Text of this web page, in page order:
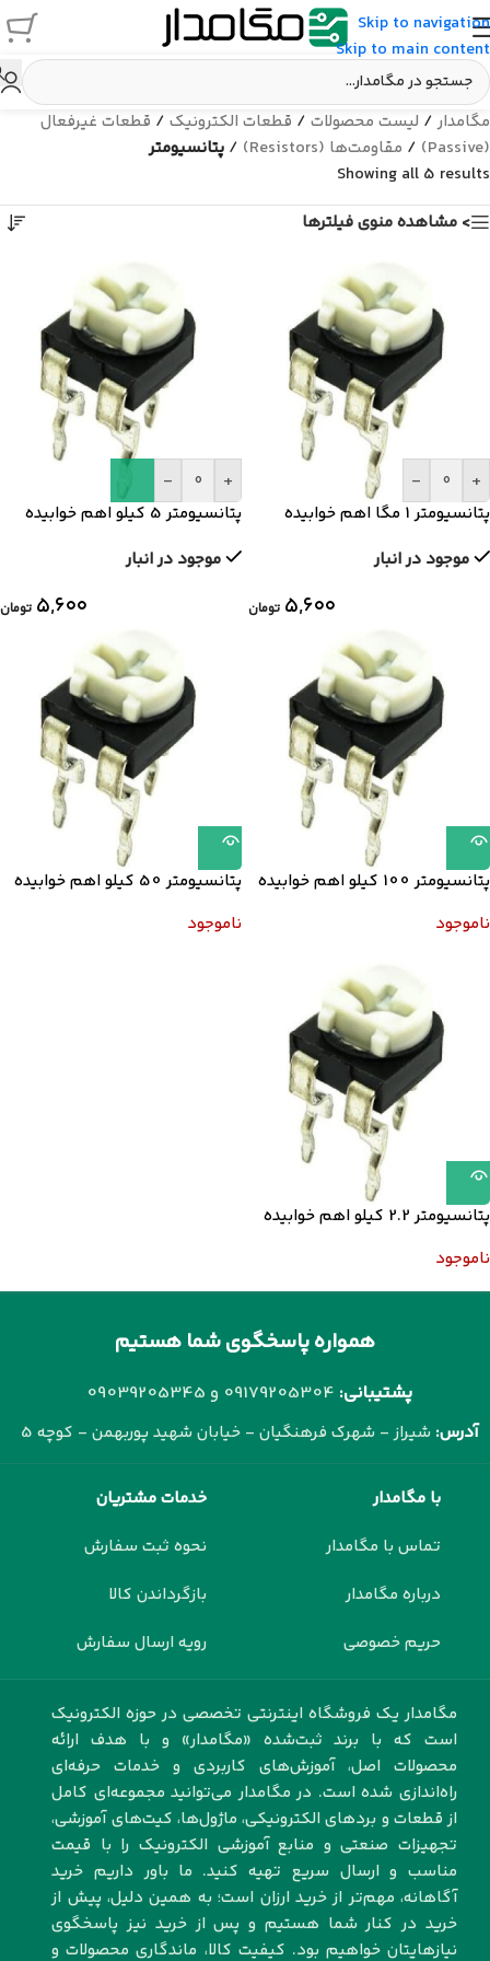
Skip to navigation
Skip to main content
مگامدار/ لیست محصولات / قطعات الکترونیک / قطعات غیرفعال
(Passive)
/ مقاومت‌ها (Resistors) / پتانسیومتر
Showing all 5 results
> مشاهده منوی فیلترها
-
+
پتانسیومتر 1 مگا اهم خوابیده
موجود در انبار
۵,۶۰۰ تومان
-
+
پتانسیومتر 5 کیلو اهم خوابیده
موجود در انبار
۵,۶۰۰ تومان
پتانسیومتر 100 کیلو اهم خوابیده
ناموجود
پتانسیومتر 50 کیلو اهم خوابیده
ناموجود
پتانسیومتر 2.2 کیلو اهم خوابیده
ناموجود
همواره پاسخگوی شما هستیم
پشتیبانی: 09179205304 و 09039205345
آدرس: شیراز - شهرک فرهنگیان - خیابان شهید پوربهمن - کوچه 5
با مگامدار
تماس با مگامدار
درباره مگامدار
حریم خصوصی
خدمات مشتریان
نحوه ثبت سفارش
بازگرداندن کالا
رویه ارسال سفارش
مگامدار یک فروشگاه اینترنتی تخصصی در حوزه الکترونیک
است که با برند ثبت‌شده «مگامدار» و با هدف ارائه
محصولات اصل، آموزش‌های کاربردی و خدمات حرفه‌ای
راه‌اندازی شده است. در مگامدار می‌توانید مجموعه‌ای کامل
از قطعات و بردهای الکترونیکی، ماژول‌ها، کیت‌های آموزشی،
تجهیزات صنعتی و منابع آموزشی الکترونیک را با قیمت
مناسب و ارسال سریع تهیه کنید. ما باور داریم خرید
آگاهانه، مهم‌تر از خرید ارزان است؛ به همین دلیل، پیش از
خرید در کنار شما هستیم و پس از خرید نیز پاسخگوی
نیازهایتان خواهیم بود. کیفیت کالا، ماندگاری محصولات و